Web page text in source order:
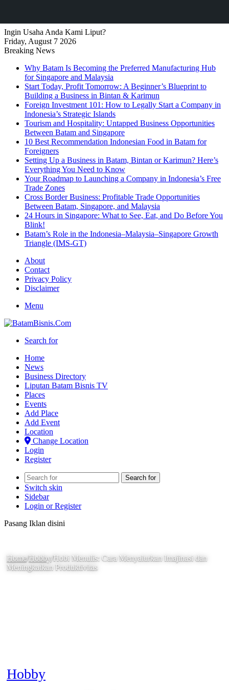
Ingin Usaha Anda Kami Liput?
Friday, August 7 2026
Breaking News
Why Batam Is Becoming the Preferred Manufacturing Hub
for Singapore and Malaysia
Start Today, Profit Tomorrow: A Beginner’s Blueprint to
Building a Business in Bintan & Karimun
Foreign Investment 101: How to Legally Start a Company in
Indonesia’s Strategic Islands
Tourism and Hospitality: Untapped Business Opportunities
Between Batam and Singapore
10 Best Recommendation Indonesian Food in Batam for
Foreigners
Setting Up a Business in Batam, Bintan or Karimun? Here’s
Everything You Need to Know
Your Roadmap to Launching a Company in Indonesia’s Free
Trade Zones
Cross Border Business: Profitable Trade Opportunities
Between Batam, Singapore, and Malaysia
24 Hours in Singapore: What to See, Eat, and Do Before You
Blink!
Batam’s Role in the Indonesia–Malaysia–Singapore Growth
Triangle (IMS-GT)
About
Contact
Privacy Policy
Disclaimer
Menu
Search for
Home
News
Business Directory
Liputan Batam Bisnis TV
Places
Events
Add Place
Add Event
Location
Change Location
Login
Register
Search for
Switch skin
Sidebar
Login or Register
Pasang Iklan disini
Home/Hobby/Hobi Menulis: Cara Menyalurkan Imajinasi dan
Meningkatkan Produktivitas
Hobby